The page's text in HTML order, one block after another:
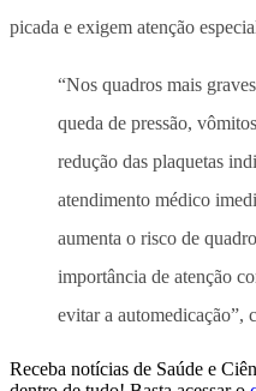
picada e exigem atenção
“Nos quadros mais
queda de pressão,
redução das plaquetas
atendimento médico
aumenta o risco de
importância de atenção
evitar a automedicação”,
Receba notícias de Saúde e